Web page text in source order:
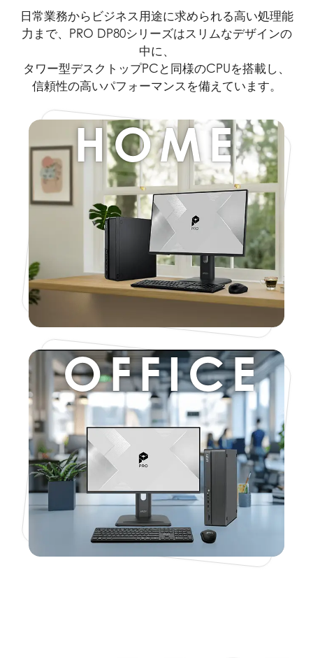
日常業務からビジネス用途に求められる高い処理能
力まで、PRO DP80シリーズはスリムなデザインの
中に、
タワー型デスクトップPCと同様のCPUを搭載し、
信頼性の高いパフォーマンスを備えています。
HOME
OFFICE